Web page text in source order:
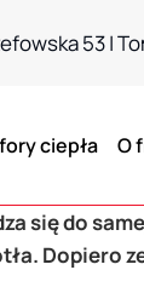
53 |
ciepła O
się do